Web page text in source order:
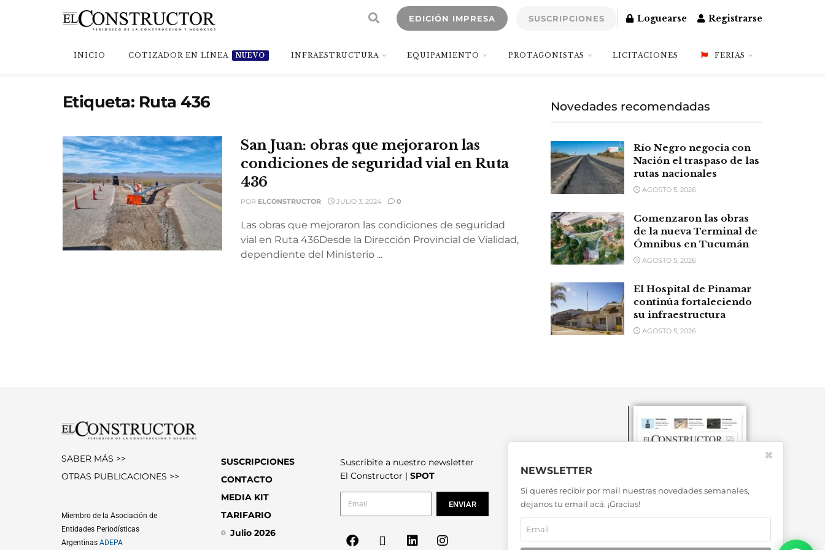
EDICIÓN IMPRESA SUSCRIPCIONES Loguearse Registrarse
INICIO COTIZADOR EN LÍNEA NUEVO INFRAESTRUCTURA EQUIPAMIENTO PROTAGONISTAS LICITACIONES FERIAS
Etiqueta: Ruta 436
San Juan: obras que mejoraron las
condiciones de seguridad vial en Ruta
436
POR ELCONSTRUCTOR JULIO 3, 2024 0
Las obras que mejoraron las condiciones de seguridad
vial en Ruta 436Desde la Dirección Provincial de Vialidad,
dependiente del Ministerio ...
Novedades recomendadas
Río Negro negocia con
Nación el traspaso de las
rutas nacionales
AGOSTO 5, 2026
Comenzaron las obras
de la nueva Terminal de
Ómnibus en Tucumán
AGOSTO 5, 2026
El Hospital de Pinamar
continúa fortaleciendo
su infraestructura
AGOSTO 5, 2026
SABER MÁS >>
OTRAS PUBLICACIONES >>
Miembro de la Asociación de
Entidades Periodísticas
Argentinas ADEPA
SUSCRIPCIONES
CONTACTO
MEDIA KIT
TARIFARIO
Julio 2026
Suscribite a nuestro newsletter
El Constructor | SPOT
ENVIAR
NEWSLETTER
Si querés recibir por mail nuestras novedades semanales,
dejanos tu email acá. ¡Gracias!
✖